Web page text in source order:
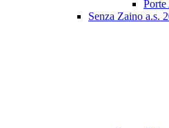
Porte
Senza Zaino a.s.